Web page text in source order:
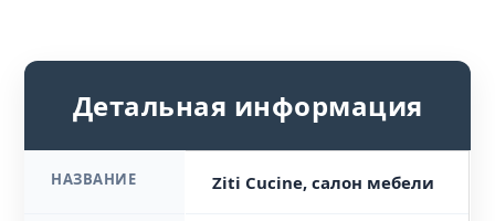
Детальная информация
НАЗВАНИЕ Ziti Cucine, салон мебели